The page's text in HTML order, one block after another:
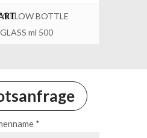
YELLOW BOTTLE
GLASS ml 500
*